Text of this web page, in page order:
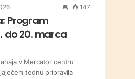
147
Program
do 20. marca
v Mercator centru
tednu pripravila